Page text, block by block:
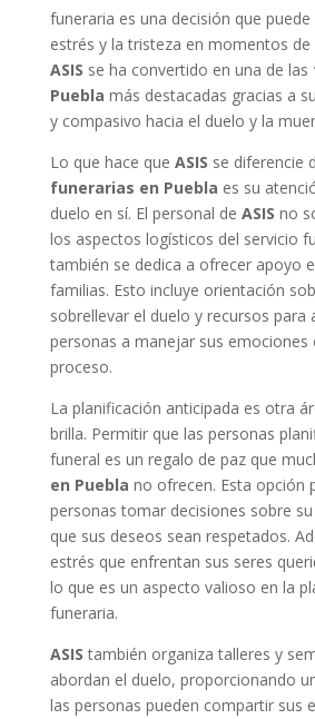
funeraria es una decisión que
estrés y la tristeza en momentos de
ASIS se ha convertido en una de las
Puebla más destacadas gracias a
y compasivo hacia el duelo y la
Lo que hace que ASIS se diferencie
funerarias en Puebla es su
duelo en sí. El personal de ASIS no
los aspectos logísticos del servicio
también se dedica a ofrecer apoyo
familias. Esto incluye orientación
sobrellevar el duelo y recursos para
personas a manejar sus emociones
proceso.
La planificación anticipada es otra
brilla. Permitir que las personas
funeral es un regalo de paz que
en Puebla no ofrecen. Esta opción
personas tomar decisiones sobre
que sus deseos sean respetados.
estrés que enfrentan sus seres
lo que es un aspecto valioso en la
funeraria.
ASIS también organiza talleres y
abordan el duelo, proporcionando
las personas pueden compartir sus